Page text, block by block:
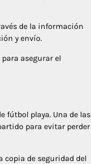
de la información
y envío.
asegurar el
fútbol playa. Una de las
para evitar perder
de seguridad del